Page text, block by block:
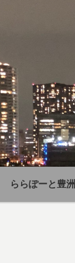
ららぽーと豊洲